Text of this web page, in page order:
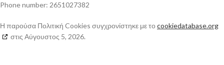
Phone number: 2651027382
Η παρούσα Πολιτική Cookies συγχρονίστηκε με το cookiedatabase.org
στις Αύγουστος 5, 2026.